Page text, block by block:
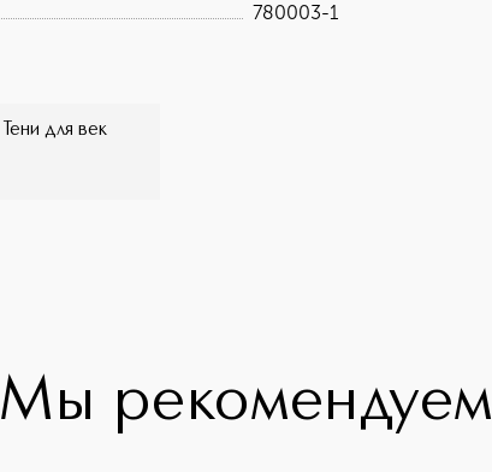
780003-1
Тени для век
Мы рекомендуем